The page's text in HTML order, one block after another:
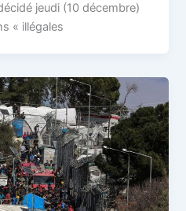
jeudi (10 décembre)
« illégales